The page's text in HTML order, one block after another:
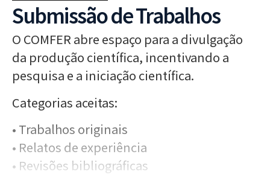
Submissão de Trabalhos
O COMFER abre espaço para a divulgação
da produção científica, incentivando a
pesquisa e a iniciação científica.
Categorias aceitas:
• Trabalhos originais
• Relatos de experiência
• Revisões bibliográficas